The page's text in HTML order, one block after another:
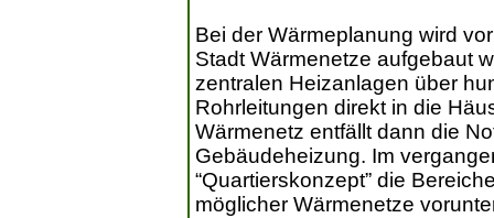
Bei der Wärmeplanung wird
Stadt Wärmenetze aufgebaut
zentralen Heizanlagen über
Rohrleitungen direkt in die
Wärmenetz entfällt dann die
Gebäudeheizung. Im
“Quartierskonzept” die
möglicher Wärmenetze